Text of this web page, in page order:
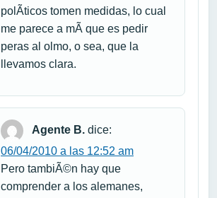
polÃ­ticos tomen medidas, lo cual
me parece a mÃ­ que es pedir
peras al olmo, o sea, que la
llevamos clara.
Agente B. dice:
06/04/2010 a las 12:52 am
Pero tambiÃ©n hay que
comprender a los alemanes,